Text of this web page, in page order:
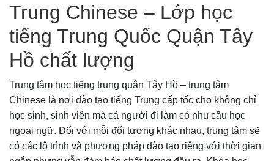
Trung Chinese – Lớp học
tiếng Trung Quốc Quận Tây
Hồ chất lượng
Trung tâm học tiếng trung quận Tây Hồ – trung tâm
Chinese là nơi đào tạo tiếng Trung cấp tốc cho không chỉ
học sinh, sinh viên mà cả người đi làm có nhu cầu học
ngoại ngữ. Đối với mỗi đối tượng khác nhau, trung tâm sẽ
có các lộ trình và phương pháp đào tạo riêng với thời gian